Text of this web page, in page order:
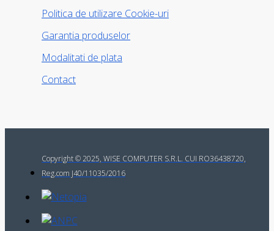
Politica de utilizare Cookie-uri
Garantia produselor
Modalitati de plata
Contact
Copyright © 2025, WISE COMPUTER S.R.L. CUI RO36438720,
Reg.com J40/11035/2016